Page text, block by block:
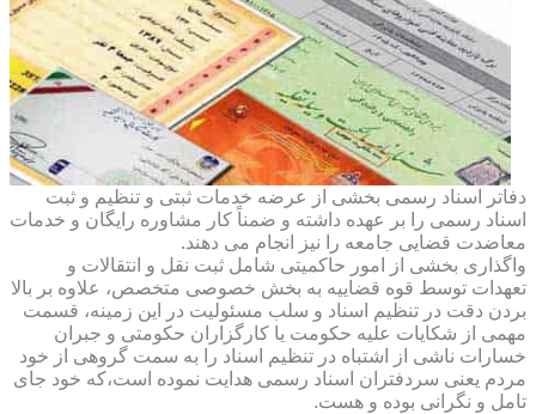
دفاتر اسناد رسمی بخشی از عرضه خدمات ثبتی و تنظیم و ثبت
اسناد رسمی را بر عهده داشته و ضمناً کار مشاوره رایگان و خدمات
معاضدت قضایی جامعه را نیز انجام می دهند.
واگذاری بخشی از امور حاکمیتی شامل ثبت نقل و انتقالات و
تعهدات توسط قوه قضاییه به بخش خصوصی متخصص، علاوه بر بالا
بردن دقت در تنظیم اسناد و سلب مسئولیت در این زمینه، قسمت
مهمی از شکایات علیه حکومت یا کارگزاران حکومتی و جبران
خسارات ناشی از اشتباه در تنظیم اسناد را به سمت گروهی از خود
مردم یعنی سردفتران اسناد رسمی هدایت نموده است،که خود جای
تامل و نگرانی بوده و هست.